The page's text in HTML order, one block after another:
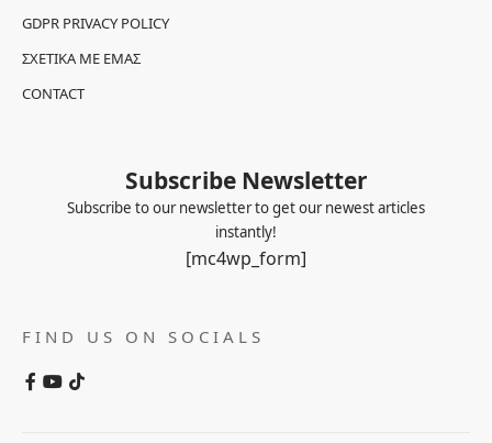
GDPR PRIVACY POLICY
ΣΧΕΤΙΚΆ ΜΕ ΕΜΆΣ
CONTACT
Subscribe Newsletter
Subscribe to our newsletter to get our newest articles
instantly!
[mc4wp_form]
FIND US ON SOCIALS